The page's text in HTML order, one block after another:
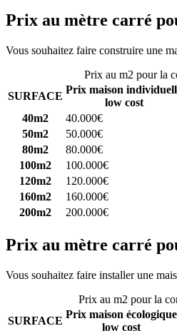
Prix au mètre carré
Vous souhaitez faire construire une
Prix au m2 pour la
SURFACE
Prix maison
low cost
40m2
40.000€
50m2
50.000€
80m2
80.000€
100m2
100.000€
120m2
120.000€
160m2
160.000€
200m2
200.000€
Prix au mètre carré
Vous souhaitez faire installer une
Prix au m2 pour la
SURFACE
Prix maison écologique
low cost